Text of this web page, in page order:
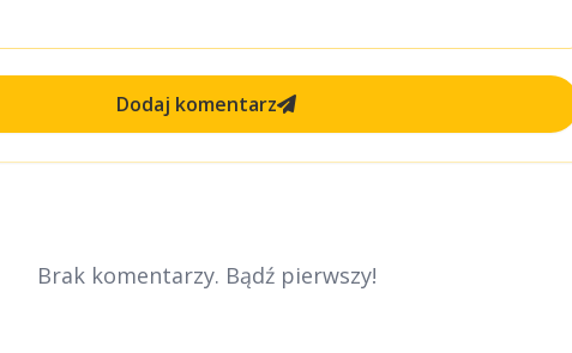
Dodaj komentarz
Brak komentarzy. Bądź pierwszy!